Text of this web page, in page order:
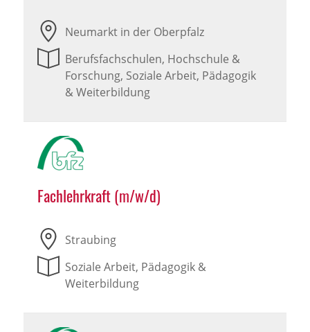
Neumarkt in der Oberpfalz
Berufsfachschulen, Hochschule &
Forschung, Soziale Arbeit, Pädagogik
& Weiterbildung
Fachlehrkraft (m/w/d)
Straubing
Soziale Arbeit, Pädagogik &
Weiterbildung